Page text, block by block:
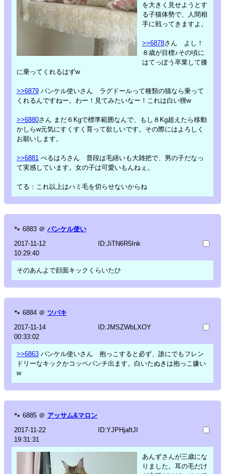
を大きく見せようとす
る子猫体勢で、人間相
手に戦ってきますよ。
>>6878さん よし！
８歳が目標♪その頃に
はてっぽう卒業して膝
に乗ってくれるはずw
>>6879 バンケル使いさん ラグドールって種類の猫なら乗って
くれるんですねー。わー！見てみたいなー！これは白い狸w
>>6880さん まだ６Kgで標準範囲なんで、もし８Kg超えたら移動
かしらw元気にすくすく育って欲しいです。その際にはよろしく
お願いします。
>>6881 べるはろさん 普段は毛繕いも大雑把で、男の子だなっ
て実感しています。女の子は可愛いもんねぇ。
てる：これ以上はハミ毛を切らせないからね
🐾 6883 ＠ バンケル使い
2017-11-12
10:29:40
ID:JiTN6R5Ink
そのあんよで顔面キックくらいたひ
🐾 6884 ＠ ツバキ
2017-11-14
00:33:02
ID:JMSZWbLXOY
>>6863 バンケル使いさん 抱っこすると必ず、誰にでもフレン
ドリーなキックかコッペパンチ出ます。白いたぬきは抱っこ嫌い
w
🐾 6885 ＠ アッサム&マロン
2017-11-22
19:31:31
ID:YJPHjaftJI
あんずさんが三歳にな
りました。耳の毛だけ